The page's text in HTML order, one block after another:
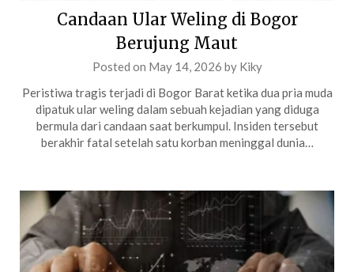
Candaan Ular Weling di Bogor
Berujung Maut
Posted on May 14, 2026 by Kiky
Peristiwa tragis terjadi di Bogor Barat ketika dua pria muda
dipatuk ular weling dalam sebuah kejadian yang diduga
bermula dari candaan saat berkumpul. Insiden tersebut
berakhir fatal setelah satu korban meninggal dunia…